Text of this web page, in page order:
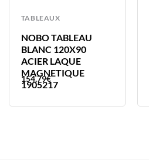
TABLEAUX
NOBO TABLEAU
BLANC 120X90
ACIER LAQUE
MAGNETIQUE
1905217
154,79€